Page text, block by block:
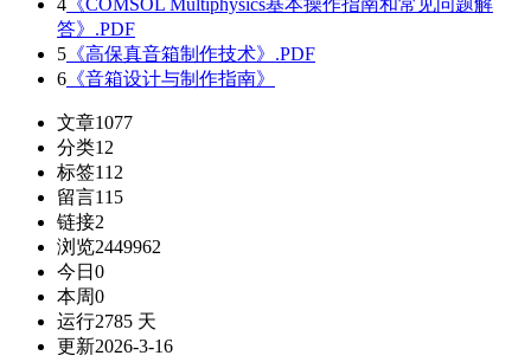
4 《COMSOL Multiphysics基本操作指南和常见问题解
答》.PDF
5 《高保真音箱制作技术》.PDF
6 《音箱设计与制作指南》
文章1077
分类12
标签112
留言115
链接2
浏览2449962
今日 0
本周0
运行2785 天
更新2026-3-16